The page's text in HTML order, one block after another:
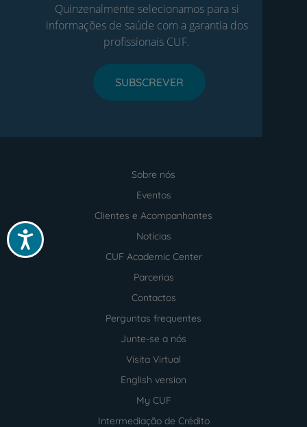
Acessibilidade
Quinzenalmente selecionamos para si
informações de saúde com a garantia dos
profissionais CUF.
SUBSCREVER
Sobre nós
Eventos
Clientes e Acompanhantes
Notícias
CUF Academic Center
Parcerias
Contactos
Perguntas frequentes
Junte-se a nós
Visita Virtual
English version
My CUF
Intermediação de Crédito